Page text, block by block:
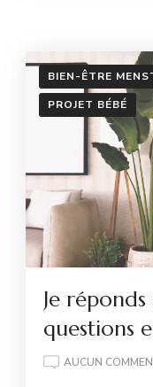
BIEN-ÊTRE
PROJET BÉBÉ
Je réponds
questions
AUCUN